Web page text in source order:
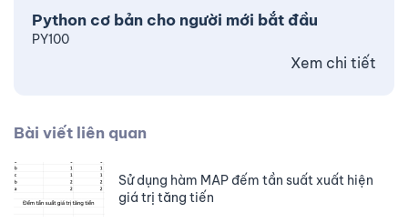
Python cơ bản cho người mới bắt đầu
PY100
Xem chi tiết
Bài viết liên quan
Sử dụng hàm MAP đếm tần suất xuất hiện
giá trị tăng tiến